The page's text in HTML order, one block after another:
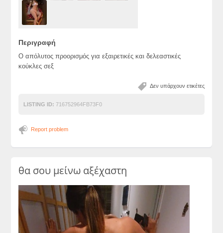
Περιγραφή
Ο απόλυτος προορισμός για εξαιρετικές και δελεαστικές
κούκλες σεξ
Δεν υπάρχουν ετικέτες
LISTING ID: 716752964FB73F0
Report problem
θα σου μείνω αξέχαστη